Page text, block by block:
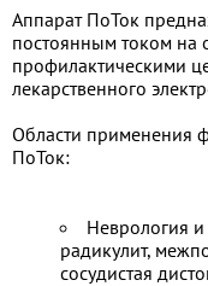
Аппарат ПоТок
постоянным током на
профилактическими
лекарственного
Области применения
ПоТок:
Неврология и
радикулит,
сосудистая